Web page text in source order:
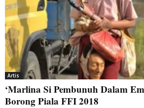
Artis
‘Marlina Si Pembunuh Dalam
Borong Piala FFI 2018